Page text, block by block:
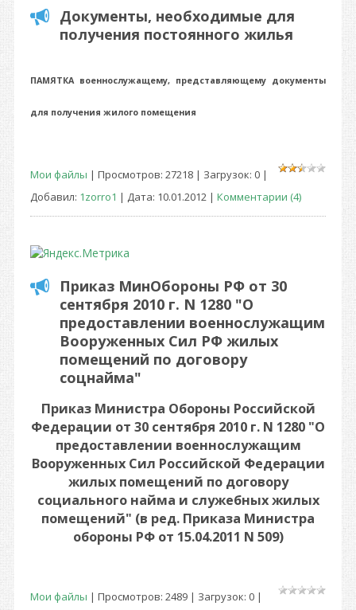
Документы, необходимые для
получения постоянного жилья
ПАМЯТКА военнослужащему, представляющему документы
для получения жилого помещения
Мои файлы | Просмотров: 27218 | Загрузок: 0 |
Добавил: 1zorro1 | Дата: 10.01.2012 | Комментарии (4)
Приказ МинОбороны РФ от 30
сентября 2010 г. N 1280 "О
предоставлении военнослужащим
Вооруженных Сил РФ жилых
помещений по договору
соцнайма"
Приказ Министра Обороны Российской
Федерации от 30 сентября 2010 г. N 1280 "О
предоставлении военнослужащим
Вооруженных Сил Российской Федерации
жилых помещений по договору
социального найма и служебных жилых
помещений" (в ред. Приказа Министра
обороны РФ от 15.04.2011 N 509)
Мои файлы | Просмотров: 2489 | Загрузок: 0 |